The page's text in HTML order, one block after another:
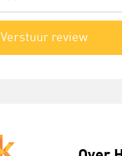
Verstuur review